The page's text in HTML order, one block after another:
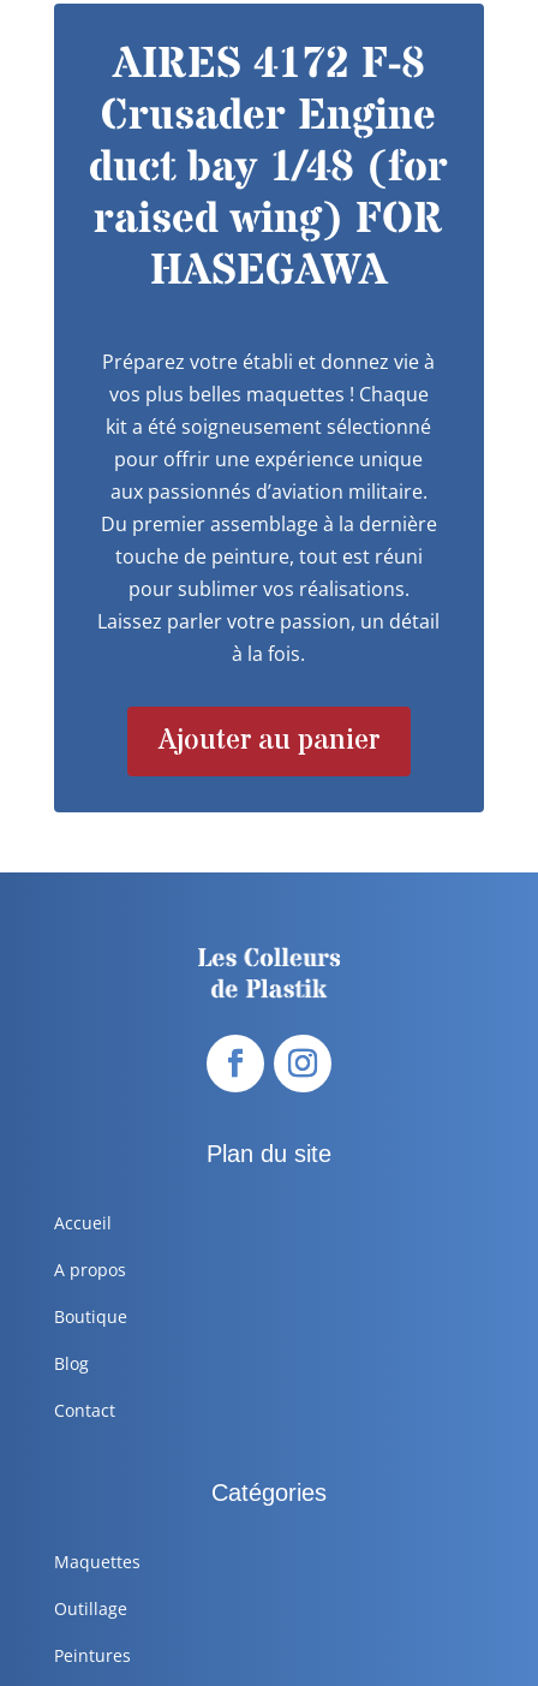
AIRES 4172 F-8
Crusader Engine
duct bay 1/48 (for
raised wing) FOR
HASEGAWA
Préparez votre établi et donnez vie à
vos plus belles maquettes ! Chaque
kit a été soigneusement sélectionné
pour offrir une expérience unique
aux passionnés d’aviation militaire.
Du premier assemblage à la dernière
touche de peinture, tout est réuni
pour sublimer vos réalisations.
Laissez parler votre passion, un détail
à la fois.
Ajouter au panier
Plan du site
Accueil
A propos
Boutique
Blog
Contact
Catégories
Maquettes
Outillage
Peintures